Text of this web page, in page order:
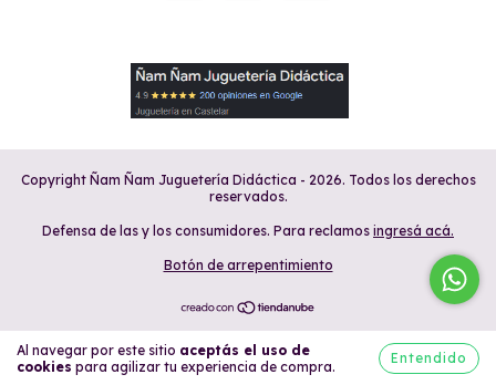
Al navegar por este sitio aceptás el uso de
cookies para agilizar tu experiencia de compra.
Entendido
Copyright Ñam Ñam Juguetería Didáctica - 2026. Todos los derechos
reservados.
Defensa de las y los consumidores. Para reclamos ingresá acá.
Botón de arrepentimiento